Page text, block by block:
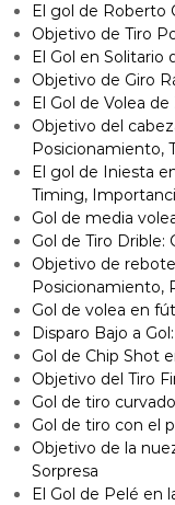
El gol de Roberto
Objetivo de Tiro
El Gol en Solitario
Objetivo de Giro
El Gol de Volea
Objetivo del
Posicionamiento,
El gol de Iniesta
Timing,
Gol de media
Gol de Tiro Drible:
Objetivo de
Posicionamiento,
Gol de volea en
Disparo Bajo a
Gol de Chip Shot
Objetivo del Tiro
Gol de tiro
Gol de tiro con el
Objetivo de la
Sorpresa
El Gol de Pelé en